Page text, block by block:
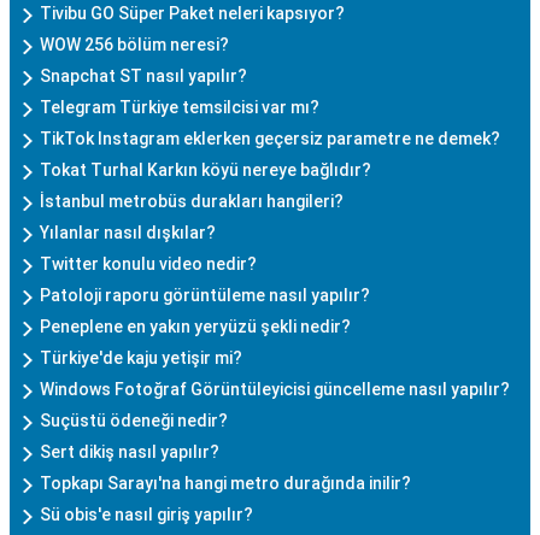
Tivibu GO Süper Paket neleri kapsıyor?
WOW 256 bölüm neresi?
Snapchat ST nasıl yapılır?
Telegram Türkiye temsilcisi var mı?
TikTok Instagram eklerken geçersiz parametre ne demek?
Tokat Turhal Karkın köyü nereye bağlıdır?
İstanbul metrobüs durakları hangileri?
Yılanlar nasıl dışkılar?
Twitter konulu video nedir?
Patoloji raporu görüntüleme nasıl yapılır?
Peneplene en yakın yeryüzü şekli nedir?
Türkiye'de kaju yetişir mi?
Windows Fotoğraf Görüntüleyicisi güncelleme nasıl yapılır?
Suçüstü ödeneği nedir?
Sert dikiş nasıl yapılır?
Topkapı Sarayı'na hangi metro durağında inilir?
Sü obis'e nasıl giriş yapılır?